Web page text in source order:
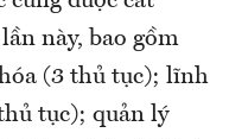
này, bao gồm
(3 thủ tục); lĩnh
tục); quản lý